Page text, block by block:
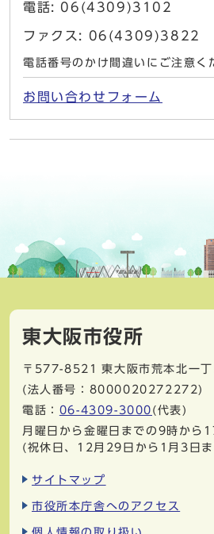
電話: 06(4309)3102
ファクス: 06(4309)3822
電話番号のかけ間違いにご注意く
お問い合わせフォーム
東大阪市役所
〒577-8521
東大阪市荒本北一
(法人番号：8000020272272)
電話： 06-4309-3000 (代表)
月曜日から金曜日までの9時から
(祝休日、12月29日から1月3日ま
サイトマップ
市役所本庁舎へのアクセス